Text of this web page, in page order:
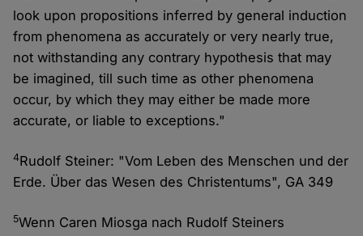
look upon propositions inferred by general induction
from phenomena as accurately or very nearly true,
not withstanding any contrary hypothesis that may
be imagined, till such time as other phenomena
occur, by which they may either be made more
accurate, or liable to exceptions."
4Rudolf Steiner: "Vom Leben des Menschen und der
Erde. Über das Wesen des Christentums", GA 349
5Wenn Caren Miosga nach Rudolf Steiners